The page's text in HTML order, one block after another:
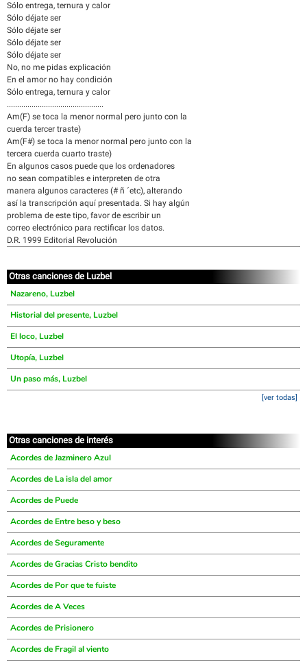
Sólo entrega, ternura y calor
Sólo déjate ser
Sólo déjate ser
Sólo déjate ser
Sólo déjate ser
No, no me pidas explicación
En el amor no hay condición
Sólo entrega, ternura y calor
...............................................
Am(F) se toca la menor normal pero junto con la
cuerda tercer traste)
Am(F#) se toca la menor normal pero junto con la
tercera cuerda cuarto traste)
En algunos casos puede que los ordenadores
no sean compatibles e interpreten de otra
manera algunos caracteres (# ñ ´etc), alterando
así la transcripción aquí presentada. Si hay algún
problema de este tipo, favor de escribir un
correo electrónico para rectificar los datos.
D.R. 1999 Editorial Revolución
Otras canciones de Luzbel
Nazareno, Luzbel
Historial del presente, Luzbel
El loco, Luzbel
Utopía, Luzbel
Un paso más, Luzbel
[ver todas]
Otras canciones de interés
Acordes de Jazminero Azul
Acordes de La isla del amor
Acordes de Puede
Acordes de Entre beso y beso
Acordes de Seguramente
Acordes de Gracias Cristo bendito
Acordes de Por que te fuiste
Acordes de A Veces
Acordes de Prisionero
Acordes de Fragil al viento